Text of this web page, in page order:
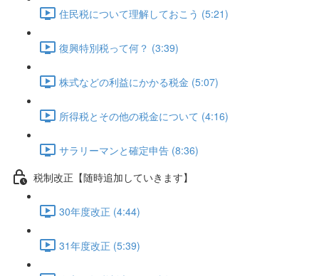
住民税について理解しておこう (5:21)
復興特別税って何？ (3:39)
株式などの利益にかかる税金 (5:07)
所得税とその他の税金について (4:16)
サラリーマンと確定申告 (8:36)
税制改正【随時追加していきます】
30年度改正 (4:44)
31年度改正 (5:39)